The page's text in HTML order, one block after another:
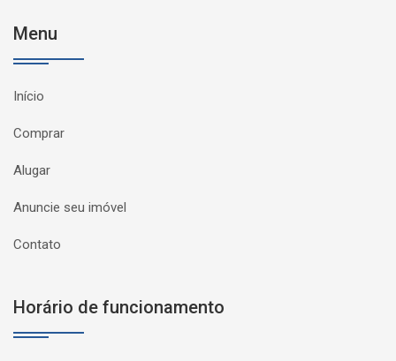
Menu
Início
Comprar
Alugar
Anuncie seu imóvel
Contato
Horário de funcionamento